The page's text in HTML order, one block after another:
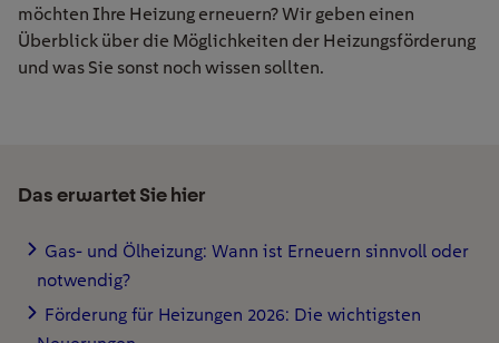
möchten Ihre Heizung erneuern? Wir geben einen
Überblick über die Möglichkeiten der Heizungsförderung
und was Sie sonst noch wissen sollten.
Das erwartet Sie hier
Gas- und Ölheizung: Wann ist Erneuern sinnvoll oder
notwendig?
Förderung für Heizungen 2026: Die wichtigsten